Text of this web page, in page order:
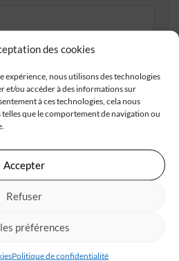
des cookies
expérience, nous utilisons des technologies
et/ou accéder à des informations sur
à ces technologies, cela nous
que le comportement de navigation ou
Accepter
Refuser
préférences
Politique de confidentialité
les offres d'IGC
connaissance de lapolitique de
mentionné. Conformément à la
notrepolitique de confidentialité